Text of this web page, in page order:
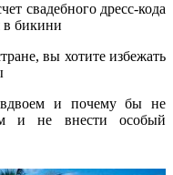
свадебного дресс-кода
в бикини
вы хотите избежать
и почему бы не
и не внести особый